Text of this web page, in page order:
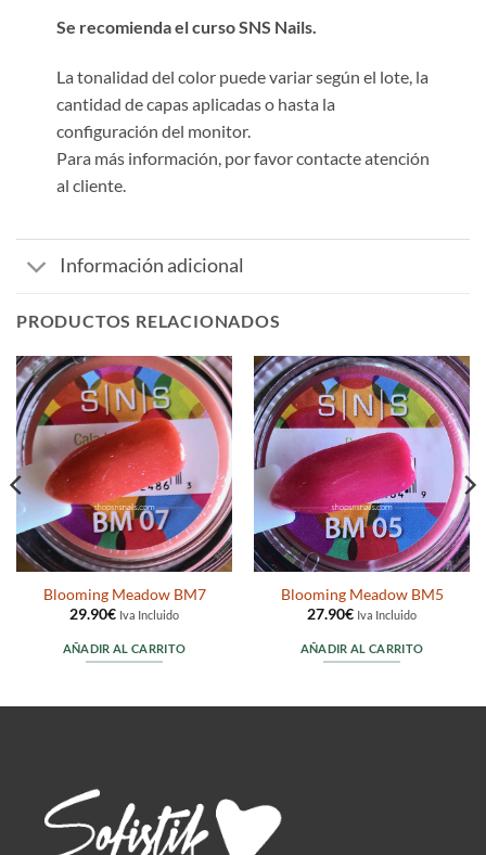
Se recomienda el curso SNS Nails.
La tonalidad del color puede variar según el lote, la
cantidad de capas aplicadas o hasta la
configuración del monitor.
Para más información, por favor contacte atención
al cliente.
Información adicional
PRODUCTOS RELACIONADOS
Blooming Meadow BM7
29.90€ Iva Incluido
AÑADIR AL CARRITO
Blooming Meadow BM5
27.90€ Iva Incluido
AÑADIR AL CARRITO